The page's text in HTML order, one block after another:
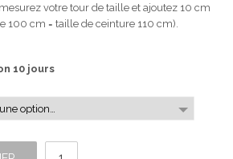
votre tour de taille et ajoutez 10 cm
100 cm = taille de ceinture 110 cm).
10 jours